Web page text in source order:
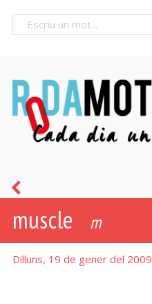
muscle m
Dilluns, 19 de gener del 2009
galta